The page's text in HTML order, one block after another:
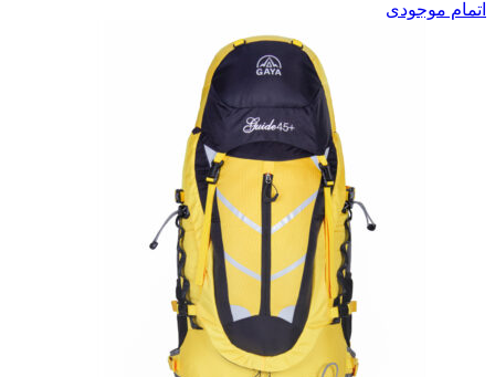
اتمام موجودی